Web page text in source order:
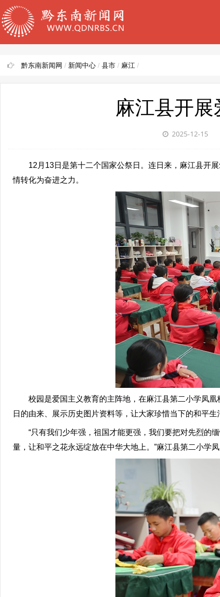
黔东南新闻网 / 新闻中心 / 县市 / 麻江 /
麻江县开
2025-12-15
12月13日是第十二个国家公祭日。连日来，麻江县开展
情转化为奋进之力。
校园是爱国主义教育的主阵地，在麻江县第二小学凤凰
日的由来、展示历史图片资料等，让大家珍惜当下的和平生
“只有我们少年强，祖国才能更强，我们要把对先烈的缅
量，让和平之花永远绽放在中华大地上。”麻江县第二小学